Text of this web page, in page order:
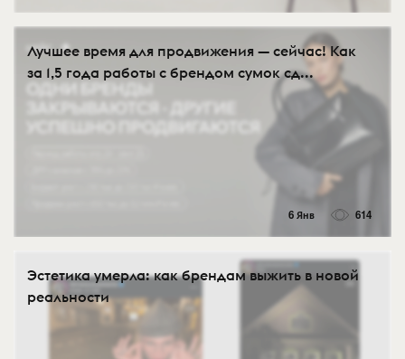
Лучшее время для продвижения — сейчас! Как
за 1,5 года работы с брендом сумок сд...
6 Янв 614
Эстетика умерла: как брендам выжить в новой
реальности